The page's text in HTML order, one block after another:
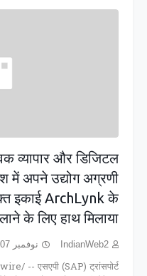
व्यापार और डिजिटल
में अपने उद्योग अग्रणी
इकाई ArchLynk के
के लिए हाथ मिलाया
IndianWeb2 نوفمبر 07, 2022
-- एसएपी (SAP) ट्रांसपोर्ट